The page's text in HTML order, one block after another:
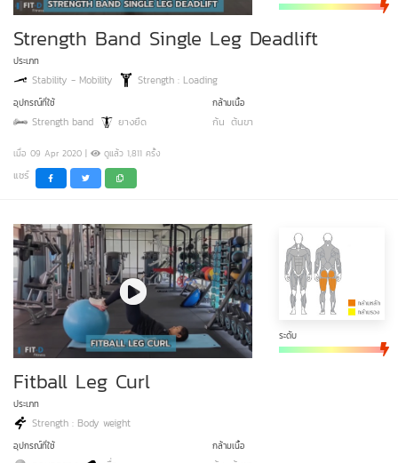
Strength Band Single Leg Deadlift
ประเภท
Stability - Mobility Strength : Loading
อุปกรณ์ที่ใช้
Strength band ยางยืด
กล้ามเนื้อ
ก้น ต้นขา
เมื่อ 09 Apr 2020 | ดูแล้ว 1,811 ครั้ง
แชร์
ระดับ
Fitball Leg Curl
ประเภท
Strength : Body weight
อุปกรณ์ที่ใช้ กล้ามเนื้อ